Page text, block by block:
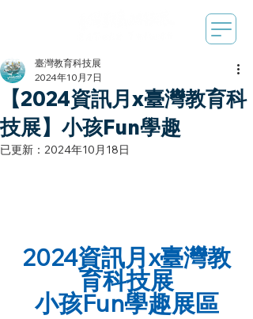
【2024資訊月x臺灣教育科
技展】小孩Fun學趣
臺灣教育科技展
2024年10月7日
已更新： 2024年10月18日
2024資訊月x臺灣教
育科技展
小孩Fun學趣展區